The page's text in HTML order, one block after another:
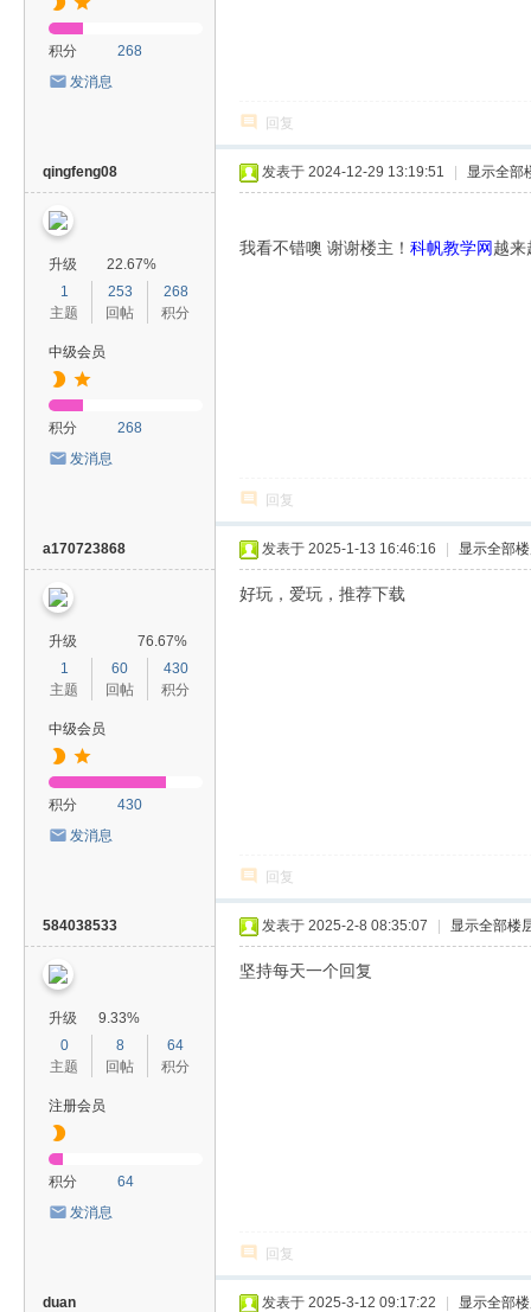
积分
268
发消息
回复
qingfeng08
升级
22.67%
1
主题
253
回帖
268
积分
中级会员
积分
268
发消息
发表于 2024-12-29 13:19:51 显示全部
我看不错噢 谢谢楼主！ 科帆教学网越来
回复
a170723868
升级
76.67%
1
主题
60
回帖
430
积分
中级会员
积分
430
发消息
发表于 2025-1-13 16:46:16 显示全部
好玩，爱玩，推荐下载
回复
584038533
升级
9.33%
0
主题
8
回帖
64
积分
注册会员
积分
64
发消息
发表于 2025-2-8 08:35:07 显示全部楼
坚持每天一个回复
回复
duan 发表于 2025-3-12 09:17:22 显示全部